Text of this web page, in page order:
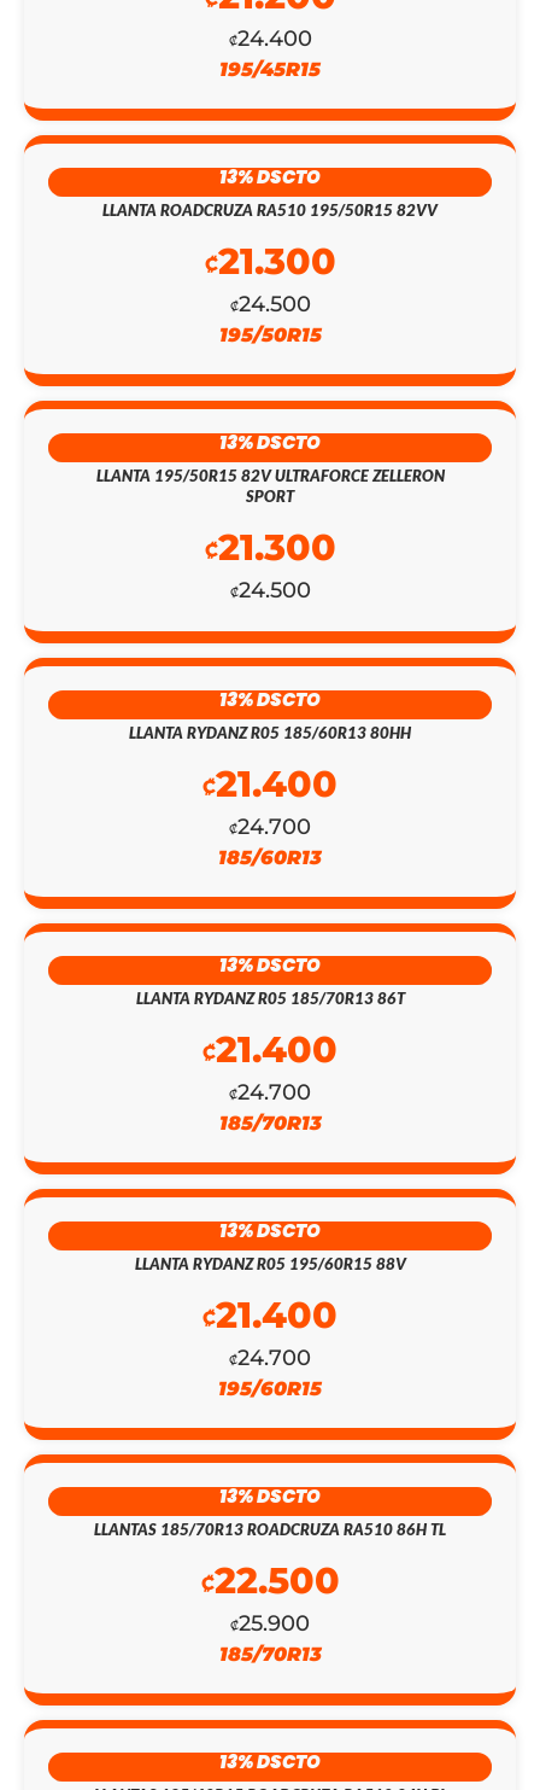
₡24.400
195/45R15
13% DSCTO
LLANTA ROADCRUZA RA510 195/50R15 82VV
₡24.500
₡21.300
195/50R15
13% DSCTO
LLANTA 195/50R15 82V ULTRAFORCE ZELLERON
SPORT
₡24.500
₡21.300
13% DSCTO
LLANTA RYDANZ R05 185/60R13 80HH
₡24.700
₡21.400
185/60R13
13% DSCTO
LLANTA RYDANZ R05 185/70R13 86T
₡24.700
₡21.400
185/70R13
13% DSCTO
LLANTA RYDANZ R05 195/60R15 88V
₡24.700
₡21.400
195/60R15
13% DSCTO
LLANTAS 185/70R13 ROADCRUZA RA510 86H TL
₡25.900
₡22.500
185/70R13
13% DSCTO
ORIGINAL
ERA:
₡475.100.
ACTUAL
ES:
₡137.700.
₡158.700.
₡138.000.